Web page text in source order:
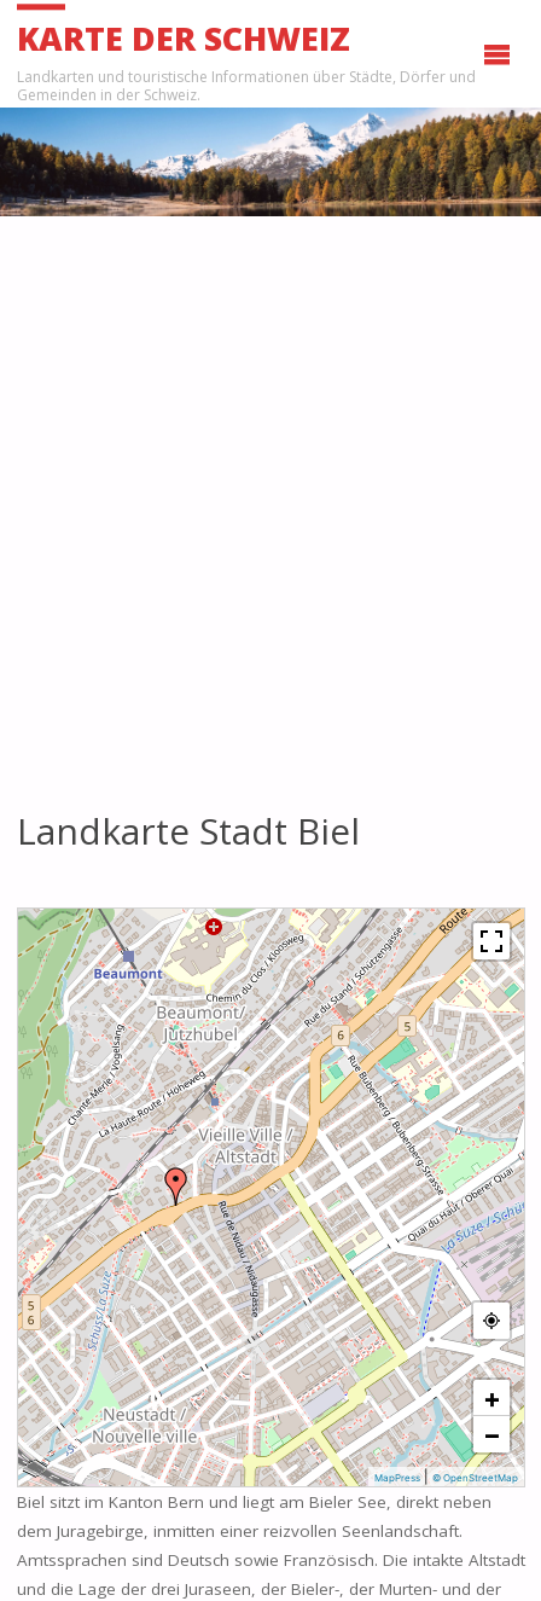
KARTE DER SCHWEIZ
Landkarten und touristische Informationen über Städte, Dörfer und
Gemeinden in der Schweiz.
Landkarte Stadt Biel
+
−
MapPress| © OpenStreetMap
Biel sitzt im Kanton Bern und liegt am Bieler See, direkt neben
dem Juragebirge, inmitten einer reizvollen Seenlandschaft.
Amtssprachen sind Deutsch sowie Französisch. Die intakte Altstadt
und die Lage der drei Juraseen, der Bieler-, der Murten- und der